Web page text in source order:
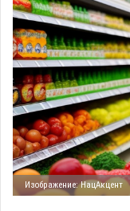
Изображение: НацАкцент